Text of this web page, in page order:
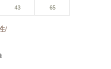
43 65
/